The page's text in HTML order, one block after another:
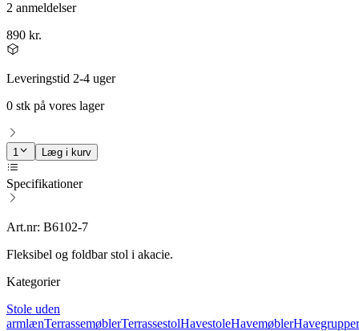
2 anmeldelser
890 kr.
Leveringstid 2-4 uger
0 stk på vores lager
1 Læg i kurv
Specifikationer
Art.nr: B6102-7
Fleksibel og foldbar stol i akacie.
Kategorier
Stole uden
armlænTerrassemøblerTerrassestolHavestoleHavemøblerHavegrupper